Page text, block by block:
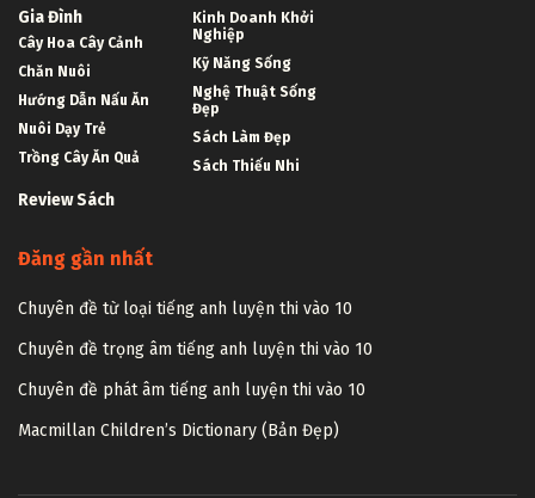
Gia Đình
Cây Hoa Cây Cảnh
Chăn Nuôi
Hướng Dẫn Nấu Ăn
Nuôi Dạy Trẻ
Trồng Cây Ăn Quả
Review Sách
Kinh Doanh Khởi
Nghiệp
Kỹ Năng Sống
Nghệ Thuật Sống
Đẹp
Sách Làm Đẹp
Sách Thiếu Nhi
Đăng gần nhất
Chuyên đề từ loại tiếng anh luyện thi vào 10
Chuyên đề trọng âm tiếng anh luyện thi vào 10
Chuyên đề phát âm tiếng anh luyện thi vào 10
Macmillan Children’s Dictionary (Bản Đẹp)